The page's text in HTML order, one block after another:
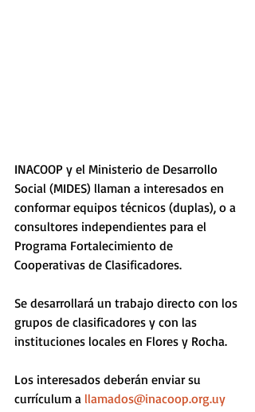
INACOOP y el Ministerio de Desarrollo
Social (MIDES) llaman a interesados en
conformar equipos técnicos (duplas), o a
consultores independientes para el
Programa Fortalecimiento de
Cooperativas de Clasificadores.
Se desarrollará un trabajo directo con los
grupos de clasificadores y con las
instituciones locales en Flores y Rocha.
Los interesados deberán enviar su
currículum a llamados@inacoop.org.uy